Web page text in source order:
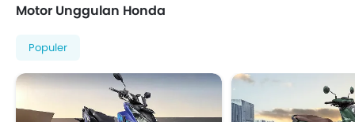
Motor Unggulan Honda
Populer